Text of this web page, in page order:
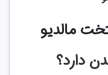
مالدیو
دارد؟